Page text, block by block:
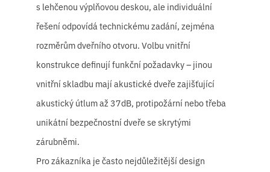
s lehčenou výplňovou deskou, ale individuální
řešení odpovídá technickému zadání, zejména
rozměrům dveřního otvoru. Volbu vnitřní
konstrukce definují funkční požadavky – jinou
vnitřní skladbu mají akustické dveře zajišťující
akustický útlum až 37dB, protipožární nebo třeba
unikátní bezpečnostní dveře se skrytými
zárubněmi.
Pro zákazníka je často nejdůležitější design